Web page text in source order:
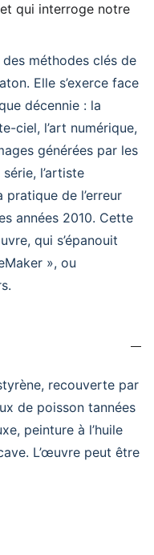
qui interroge notre
méthodes clés de
Elle s’exerce face
décennie : la
ciel, l’art numérique,
générées par les
l’artiste
de l’erreur
années 2010. Cette
qui s’épanouit
», ou
recouverte par
de poisson tannées
peinture à l’huile
L’œuvre peut être